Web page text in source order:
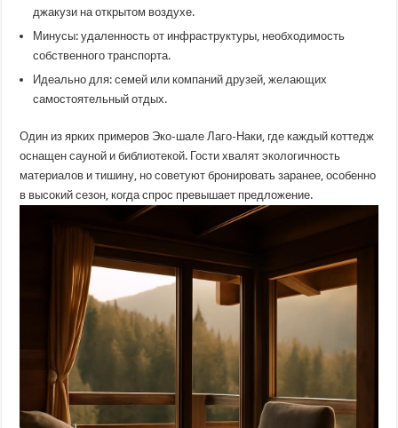
джакузи на открытом воздухе.
Минусы: удаленность от инфраструктуры, необходимость
собственного транспорта.
Идеально для: семей или компаний друзей, желающих
самостоятельный отдых.
Один из ярких примеров Эко-шале Лаго-Наки, где каждый коттедж
оснащен сауной и библиотекой. Гости хвалят экологичность
материалов и тишину, но советуют бронировать заранее, особенно
в высокий сезон, когда спрос превышает предложение.